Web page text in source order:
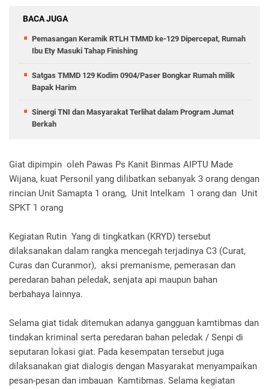
BACA JUGA
Pemasangan Keramik RTLH TMMD ke-129 Dipercepat, Rumah
Ibu Ety Masuki Tahap Finishing
Satgas TMMD 129 Kodim 0904/Paser Bongkar Rumah milik
Bapak Harim
Sinergi TNI dan Masyarakat Terlihat dalam Program Jumat
Berkah
Giat dipimpin oleh Pawas Ps Kanit Binmas AIPTU Made
Wijana, kuat Personil yang dilibatkan sebanyak 3 orang dengan
rincian Unit Samapta 1 orang, Unit Intelkam 1 orang dan Unit
SPKT 1 orang
Kegiatan Rutin Yang di tingkatkan (KRYD) tersebut
dilaksanakan dalam rangka mencegah terjadinya C3 (Curat,
Curas dan Curanmor), aksi premanisme, pemerasan dan
peredaran bahan peledak, senjata api maupun bahan
berbahaya lainnya.
Selama giat tidak ditemukan adanya gangguan kamtibmas dan
tindakan kriminal serta peredaran bahan peledak / Senpi di
seputaran lokasi giat. Pada kesempatan tersebut juga
dilaksanakan giat dialogis dengan Masyarakat menyampaikan
pesan-pesan dan imbauan Kamtibmas. Selama kegiatan